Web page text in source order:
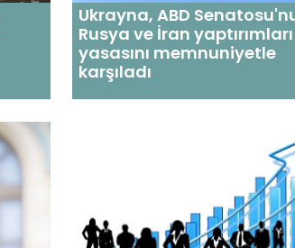
Ukrayna, ABD
Rusya ve İran yaptırımları
yasasını memnuniyetle
karşıladı